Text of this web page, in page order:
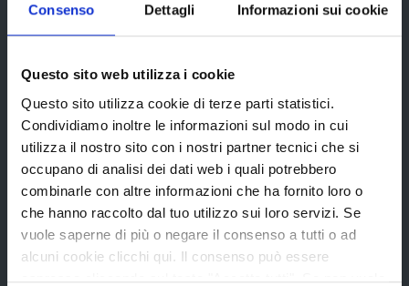
Consenso Dettagli Informazioni sui cookie
Questo sito web utilizza i cookie
Questo sito utilizza cookie di terze parti statistici.
Condividiamo inoltre le informazioni sul modo in cui
utilizza il nostro sito con i nostri partner tecnici che si
occupano di analisi dei dati web i quali potrebbero
combinarle con altre informazioni che ha fornito loro o
che hanno raccolto dal tuo utilizzo sui loro servizi. Se
vuole saperne di più o negare il consenso a tutti o ad
alcuni cookie clicchi qui. Il consenso può essere
espresso cliccando sul tasto "Accetta tutti". Se non vuole
Bandi e avvisi
Bandi di gara
Avvisi pubblici
Concorsi e selezioni
In scadenza
Aree tematiche